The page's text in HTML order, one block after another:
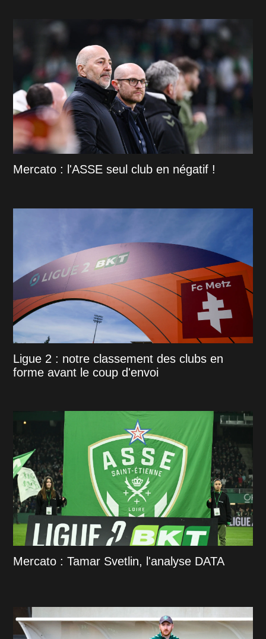
Mercato : l'ASSE seul club en négatif !
Ligue 2 : notre classement des clubs en
forme avant le coup d'envoi
Mercato : Tamar Svetlin, l'analyse DATA